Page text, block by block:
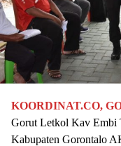
KOORDINAT.CO,
Gorut Letkol Kav Embi
Kabupaten Gorontalo